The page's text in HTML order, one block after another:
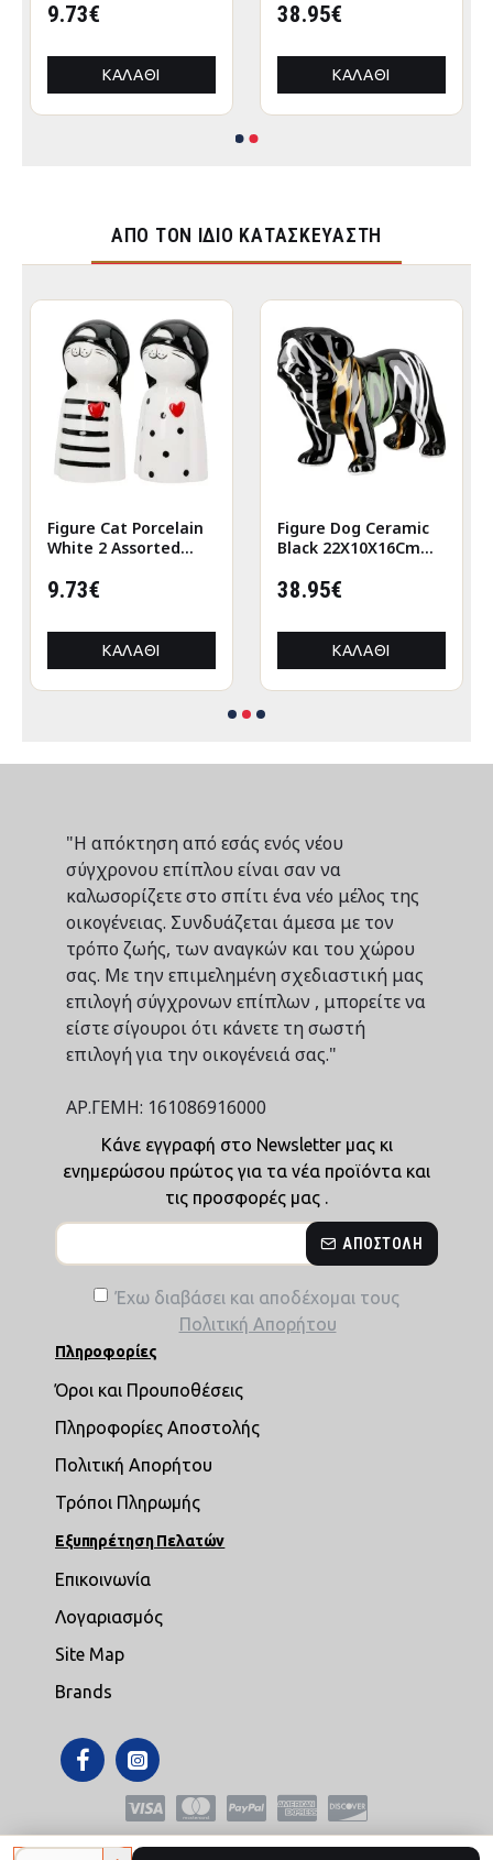
9.73€
ΚΑΛΆΘΙ
38.95€
ΚΑΛΆΘΙ
ΑΠΌ ΤΟΝ ΊΔΙΟ ΚΑΤΑΣΚΕΥΑΣΤΉ
Figure Cat Porcelain
White 2 Assorted
9.73€
ΚΑΛΆΘΙ
Figure Dog Ceramic
Black 22X10X16Cm
38.95€
ΚΑΛΆΘΙ
"Η απόκτηση από εσάς ενός νέου
σύγχρονου επίπλου είναι σαν να
καλωσορίζετε στο σπίτι ένα νέο μέλος της
οικογένειας. Συνδυάζεται άμεσα με τον
τρόπο ζωής, των αναγκών και του χώρου
σας. Με την επιμελημένη σχεδιαστική μας
επιλογή σύγχρονων επίπλων , μπορείτε να
είστε σίγουροι ότι κάνετε τη σωστή
επιλογή για την οικογένειά σας."
ΑΡ.ΓΕΜΗ: 161086916000
Κάνε εγγραφή στο Newsletter μας κι
ενημερώσου πρώτος για τα νέα προϊόντα και
τις προσφορές μας .
ΑΠΟΣΤΟΛΉ
Έχω διαβάσει και αποδέχομαι τους
Πολιτική Απορήτου
Πληροφορίες
Όροι και Προυποθέσεις
Πληροφορίες Αποστολής
Πολιτική Απορήτου
Τρόποι Πληρωμής
Εξυπηρέτηση Πελατών
Επικοινωνία
Λογαριασμός
Site Map
Brands
Copyright © 2021,mikroepipla.gr , All Rights Reserved